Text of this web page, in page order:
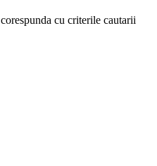
cu criterile cautarii